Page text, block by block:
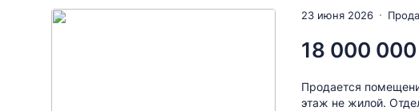
23 июня 2026
18 000
Продается
этаж не жилой.